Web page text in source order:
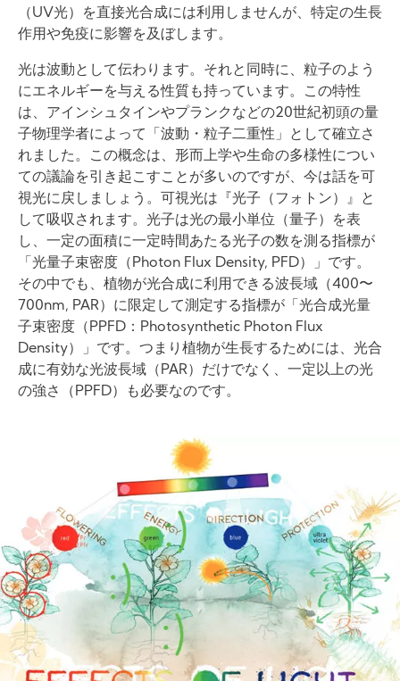
（UV光）を直接光合成には利用しませんが、特定の生長
作用や免疫に影響を及ぼします。
光は波動として伝わります。それと同時に、粒子のよう
にエネルギーを与える性質も持っています。この特性
は、アインシュタインやプランクなどの20世紀初頭の量
子物理学者によって「波動・粒子二重性」として確立さ
れました。この概念は、形而上学や生命の多様性につい
ての議論を引き起こすことが多いのですが、今は話を可
視光に戻しましょう。可視光は『光子（フォトン）』と
して吸収されます。光子は光の最小単位（量子）を表
し、一定の面積に一定時間あたる光子の数を測る指標が
「光量子束密度（Photon Flux Density, PFD）」です。
その中でも、植物が光合成に利用できる波長域（400〜
700nm, PAR）に限定して測定する指標が「光合成光量
子束密度（PPFD：Photosynthetic Photon Flux
Density）」です。つまり植物が生長するためには、光合
成に有効な光波長域（PAR）だけでなく、一定以上の光
の強さ（PPFD）も必要なのです。